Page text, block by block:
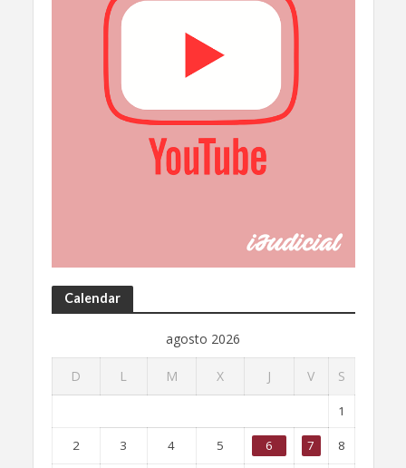
Calendar
agosto 2026
D L M X J V S
1
2 3 4 5 6 7 8